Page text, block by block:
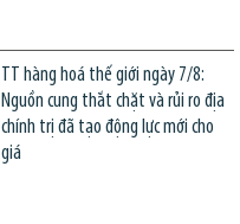
TT hàng hoá thế giới ngày 7/8:
Nguồn cung thắt chặt và rủi ro địa
chính trị đã tạo động lực mới cho
giá